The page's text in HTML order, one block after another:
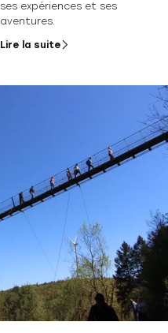
ses expériences et ses
aventures.
Lire la suite